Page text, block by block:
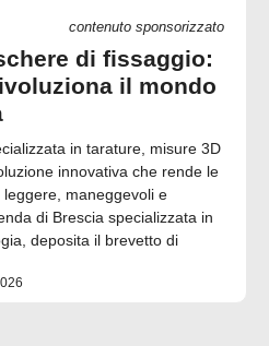
contenuto sponsorizzato
di fissaggio:
il mondo
in tarature, misure 3D
innovativa che rende le
maneggevoli e
di Brescia specializzata in
deposita il brevetto di